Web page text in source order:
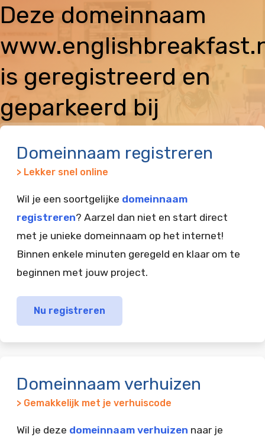
Deze domeinnaam
is geregistreerd en
geparkeerd bij
Domeinnaam registreren
> Lekker snel online
Wil je een soortgelijke domeinnaam
registreren? Aarzel dan niet en start direct
met je unieke domeinnaam op het internet!
Binnen enkele minuten geregeld en klaar om te
beginnen met jouw project.
Nu registreren
Domeinnaam verhuizen
> Gemakkelijk met je verhuiscode
Wil je deze domeinnaam verhuizen naar je